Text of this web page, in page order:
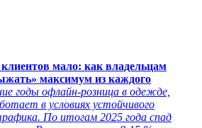
клиентов мало: как владельцам
максимум из каждого
годы офлайн-розница в одежде,
в условиях устойчивого
По итогам 2025 года спад